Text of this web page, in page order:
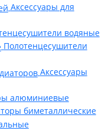
Аксессуары для
водяные
Полотенцесушители
Аксессуары
алюминиевые
биметаллические